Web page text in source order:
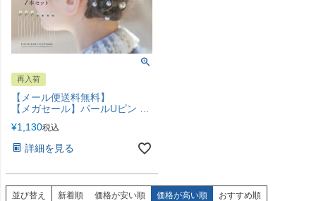
再入荷
【メール便送料無料】
【メガセール】パールUピン 7本セット ヘアピン アクセサリー ヘアアクセサリー その他アクセサリー・小物 YUP4《メール便優先商品》
¥1,130税込
詳細を見る
並び替え 新着順 価格が安い順 価格が高い順 おすすめ順